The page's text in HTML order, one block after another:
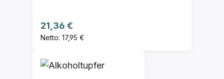
Regulärer Preis:
21,36 €
Netto: 17,95 €